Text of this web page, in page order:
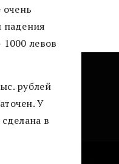
левов
рублей
У
в